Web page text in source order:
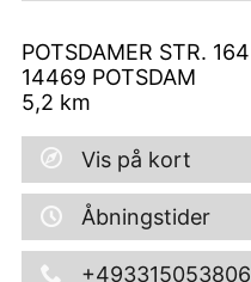
POTSDAMER STR. 164
14469 POTSDAM
5,2 km
Vis på kort
Åbningstider
+493315053806